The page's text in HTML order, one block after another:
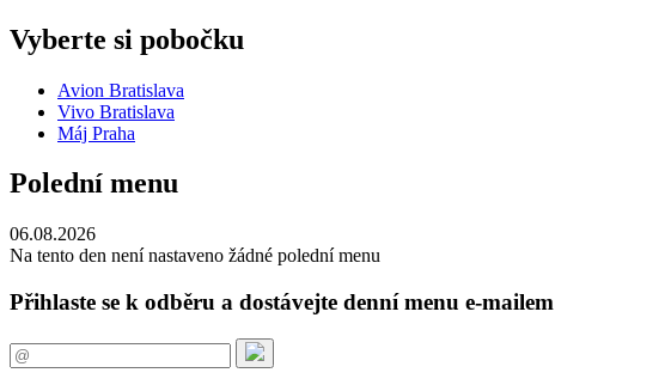
Vyberte si pobočku
Avion Bratislava
Vivo Bratislava
Máj Praha
Polední menu
06.08.2026
Na tento den není nastaveno žádné polední menu
Přihlaste se k odběru a dostávejte denní menu e-mailem